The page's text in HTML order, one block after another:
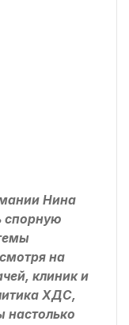
Нина
спорную
на
клиник и
ХДС,
настолько